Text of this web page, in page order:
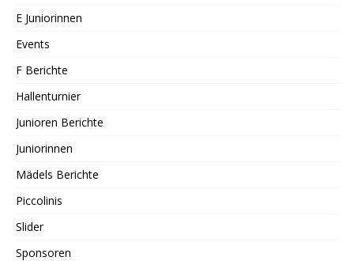
E Juniorinnen
Events
F Berichte
Hallenturnier
Junioren Berichte
Juniorinnen
Mädels Berichte
Piccolinis
Slider
Sponsoren